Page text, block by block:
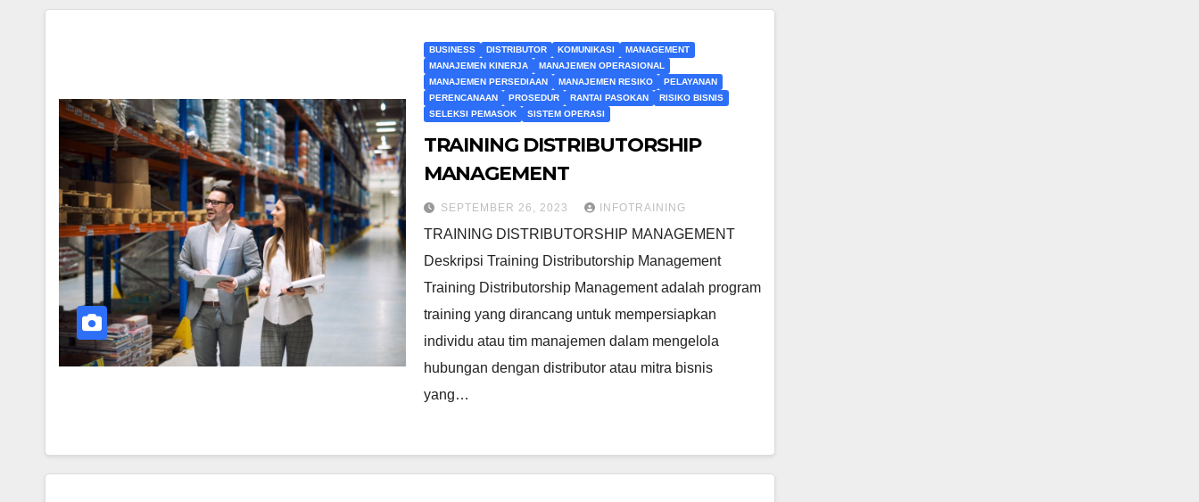
BUSINESS DISTRIBUTOR KOMUNIKASI
MANAGEMENT
MANAJEMEN KINERJA
MANAJEMEN OPERASIONAL
MANAJEMEN PERSEDIAAN
MANAJEMEN RESIKO
PELAYANAN
PERENCANAAN
PROSEDUR RANTAI PASOKAN
RISIKO BISNIS
SELEKSI PEMASOK
SISTEM OPERASI
TRAINING DISTRIBUTORSHIP
MANAGEMENT
SEPTEMBER 26, 2023 INFOTRAINING
TRAINING DISTRIBUTORSHIP MANAGEMENT
Deskripsi Training Distributorship Management
Training Distributorship Management adalah program
training yang dirancang untuk mempersiapkan
individu atau tim manajemen dalam mengelola
hubungan dengan distributor atau mitra bisnis
yang…